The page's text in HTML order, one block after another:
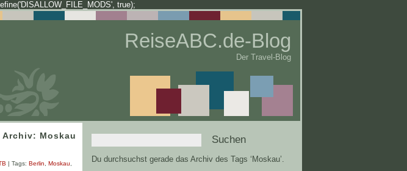
true);
ReiseABC.de-Blog
Der Travel-Blog
Du durchsuchst gerade das Archiv des Tags ‘Moskau’.
Archiv: Moskau
| Tags: Berlin Moskau